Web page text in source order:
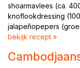
shoarmavlees (ca.
knoflookdressing
jalapeñopepers
bekijk recept »